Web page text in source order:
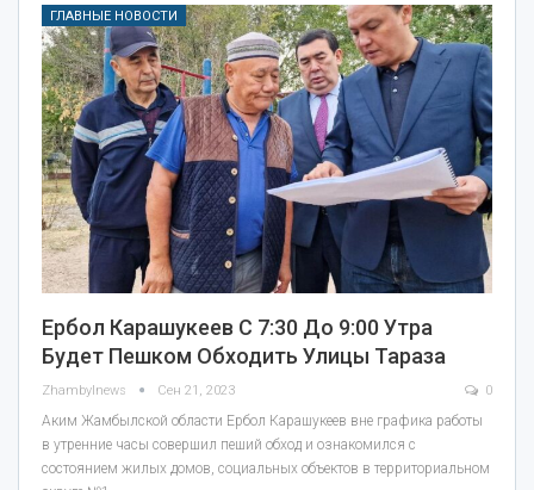
ГЛАВНЫЕ НОВОСТИ
Ербол Карашукеев С 7:30 До 9:00 Утра
Будет Пешком Обходить Улицы Тараза
Zhambylnews Сен 21, 2023 0
Аким Жамбылской области Ербол Карашукеев вне графика работы
в утренние часы совершил пеший обход и ознакомился с
состоянием жилых домов, социальных объектов в территориальном